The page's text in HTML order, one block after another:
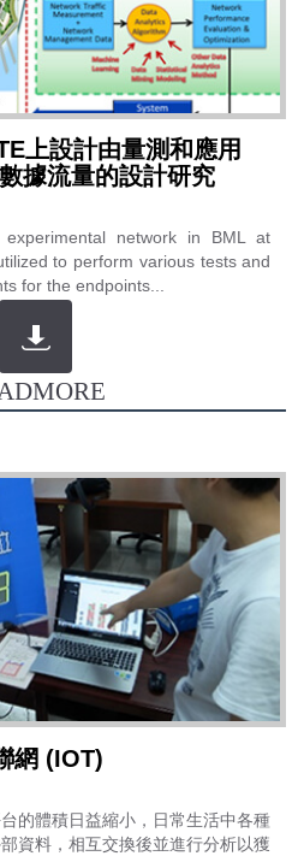
上設計由量測和應用
據流量的設計研究
experimental network in BML at
to perform various tests and
for the endpoints...
網 (IOT)
的體積日益縮小，日常生活中各種
資料，相互交換後並進行分析以獲